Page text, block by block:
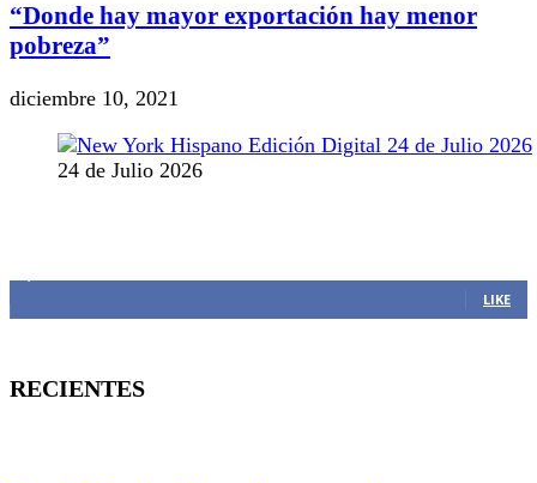
“Donde hay mayor exportación hay menor
pobreza”
diciembre 10, 2021
24 de Julio 2026
LIKE
RECIENTES